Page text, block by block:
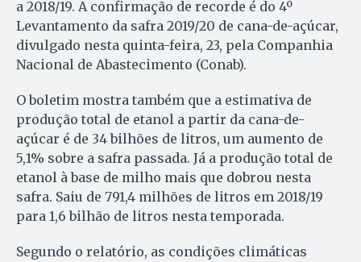
a 2018/19. A confirmação de recorde é do 4º
Levantamento da safra 2019/20 de cana-de-açúcar,
divulgado nesta quinta-feira, 23, pela Companhia
Nacional de Abastecimento (Conab).
O boletim mostra também que a estimativa de
produção total de etanol a partir da cana-de-
açúcar é de 34 bilhões de litros, um aumento de
5,1% sobre a safra passada. Já a produção total de
etanol à base de milho mais que dobrou nesta
safra. Saiu de 791,4 milhões de litros em 2018/19
para 1,6 bilhão de litros nesta temporada.
Segundo o relatório, as condições climáticas